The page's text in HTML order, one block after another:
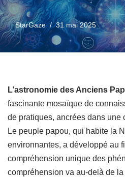
StarGaze 31 mai 2025
L’astronomie des Anciens
fascinante mosaïque de
de pratiques, ancrées dans une
Le peuple papou, qui habite la
environnantes, a développé au
compréhension unique des
compréhension va au-delà de